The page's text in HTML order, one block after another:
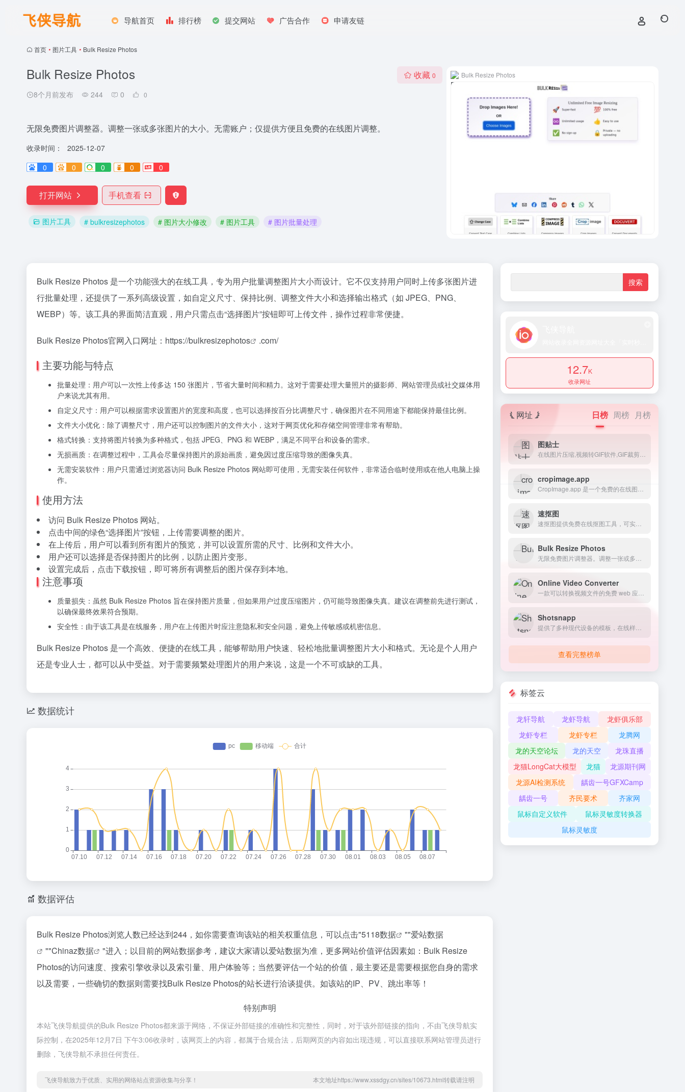
导航首页 排行榜 提交网站 广告合作 申请友链
首页 • 图片工具 • Bulk Resize Photos
Bulk Resize Photos
8个月前发布 244 0 0
收藏 0
无限免费图片调整器。调整一张或多张图片的大小。无需账户；仅提供方便且免费的在线图片调整。
收录时间：
2025-12-07
0
0 0 0 0
打开网站 手机查看
图片工具 # bulkresizephotos # 图片大小修改 # 图片工具 # 图片批量处理
Bulk Resize Photos
Bulk Resize Photos 是一个功能强大的在线工具，专为用户批量调整图片大小而设计。它不仅支持用户同时上传多张图片进
行批量处理，还提供了一系列高级设置，如自定义尺寸、保持比例、调整文件大小和选择输出格式（如 JPEG、PNG、
WEBP）等。该工具的界面简洁直观，用户只需点击“选择图片”按钮即可上传文件，操作过程非常便捷。
Bulk Resize Photos官网入口网址：https://bulkresizephotos .com/
主要功能与特点
批量处理：用户可以一次性上传多达 150 张图片，节省大量时间和精力。这对于需要处理大量照片的摄影师、网站管理员或社交媒体用
户来说尤其有用。
自定义尺寸：用户可以根据需求设置图片的宽度和高度，也可以选择按百分比调整尺寸，确保图片在不同用途下都能保持最佳比例。
文件大小优化：除了调整尺寸，用户还可以控制图片的文件大小，这对于网页优化和存储空间管理非常有帮助。
格式转换：支持将图片转换为多种格式，包括 JPEG、PNG 和 WEBP，满足不同平台和设备的需求。
无损画质：在调整过程中，工具会尽量保持图片的原始画质，避免因过度压缩导致的图像失真。
无需安装软件：用户只需通过浏览器访问 Bulk Resize Photos 网站即可使用，无需安装任何软件，非常适合临时使用或在他人电脑上操
作。
使用方法
访问 Bulk Resize Photos 网站。
点击中间的绿色“选择图片”按钮，上传需要调整的图片。
在上传后，用户可以看到所有图片的预览，并可以设置所需的尺寸、比例和文件大小。
用户还可以选择是否保持图片的比例，以防止图片变形。
设置完成后，点击下载按钮，即可将所有调整后的图片保存到本地。
注意事项
质量损失：虽然 Bulk Resize Photos 旨在保持图片质量，但如果用户过度压缩图片，仍可能导致图像失真。建议在调整前先进行测试，
以确保最终效果符合预期。
安全性：由于该工具是在线服务，用户在上传图片时应注意隐私和安全问题，避免上传敏感或机密信息。
Bulk Resize Photos 是一个高效、便捷的在线工具，能够帮助用户快速、轻松地批量调整图片大小和格式。无论是个人用户
还是专业人士，都可以从中受益。对于需要频繁处理图片的用户来说，这是一个不可或缺的工具。
数据统计
数据评估
Bulk Resize Photos浏览人数已经达到244，如你需要查询该站的相关权重信息，可以点击"5118数据 ""爱站数据
""Chinaz数据
"进入；以目前的网站数据参考，建议大家请以爱站数据为准，更多网站价值评估因素如：Bulk Resize
Photos的访问速度、搜索引擎收录以及索引量、用户体验等；当然要评估一个站的价值，最主要还是需要根据您自身的需求
以及需要，一些确切的数据则需要找Bulk Resize Photos的站长进行洽谈提供。如该站的IP、PV、跳出率等！
特别声明
本站飞侠导航提供的Bulk Resize Photos都来源于网络，不保证外部链接的准确性和完整性，同时，对于该外部链接的指向，不由飞侠导航实
际控制，在2025年12月7日 下午3:06收录时，该网页上的内容，都属于合规合法，后期网页的内容如出现违规，可以直接联系网站管理员进行
删除，飞侠导航不承担任何责任。
飞侠导航致力于优质、实用的网络站点资源收集与分享！ 本文地址https://www.xssdgy.cn/sites/10673.html转载请注明
12.7K
收录网址
网址 日榜 周榜 月榜
图贴士
cropimage.app
速抠图
Bulk Resize Photos
Online Video Converter
Shotsnapp
查看完整榜单
标签云
龙轩导航 龙虾导航
龙虾俱乐部
龙虾专栏
龙虾专栏
龙腾网
龙的天空论坛
龙的天空
龙珠直播
龙猫LongCat大模型
龙猫
龙源期刊网
龙源AI检测系统
龋齿一号GFXCamp
龋齿一号
齐民要术
齐家网
鼠标自定义软件
鼠标灵敏度转换器
鼠标灵敏度